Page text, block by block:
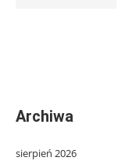
Archiwa
sierpień 2026